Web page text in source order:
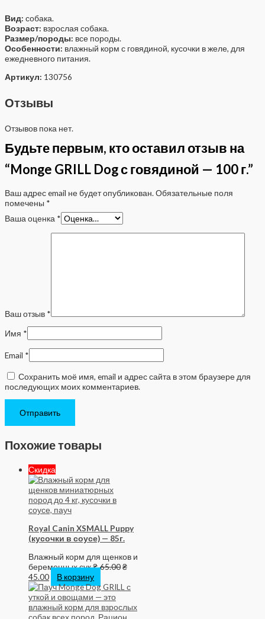
Вид: собака.
Возраст: взрослая собака.
Размер/породы: все породы.
Особенности: влажный корм с говядиной, кусочки в желе, для
ежедневного питания.
Артикул: 130756
Отзывы
Отзывов пока нет.
Будьте первым, кто оставил отзыв на
“Monge GRILL Dog с говядиной — 100 г.”
Ваш адрес email не будет опубликован. Обязательные поля
помечены *
Ваша оценка *
Ваш отзыв *
Имя *
Email *
Сохранить моё имя, email и адрес сайта в этом браузере для
последующих моих комментариев.
Похожие товары
Скидка
Royal Canin XSMALL Puppy
(кусочки в соусе) — 85г.
Влажный корм для щенков и
беременных сук₴ 65.00₴
45.00
В корзину